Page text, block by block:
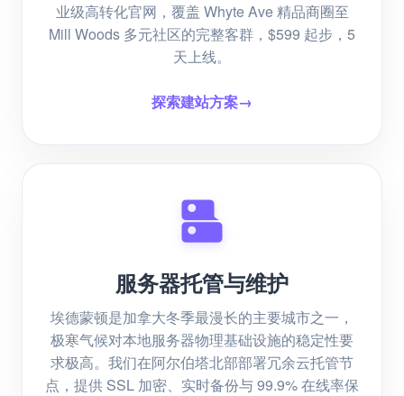
业级高转化官网，覆盖 Whyte Ave 精品商圈至
Mill Woods 多元社区的完整客群，$599 起步，5
天上线。
探索建站方案→
服务器托管与维护
埃德蒙顿是加拿大冬季最漫长的主要城市之一，
极寒气候对本地服务器物理基础设施的稳定性要
求极高。我们在阿尔伯塔北部部署冗余云托管节
点，提供 SSL 加密、实时备份与 99.9% 在线率保